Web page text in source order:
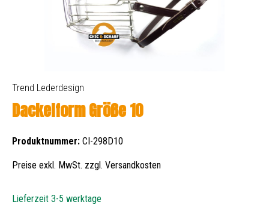
Trend Lederdesign
Dackelform Größe 10
Produktnummer: CI-298D10
Preise exkl. MwSt. zzgl. Versandkosten
Lieferzeit 3-5 werktage